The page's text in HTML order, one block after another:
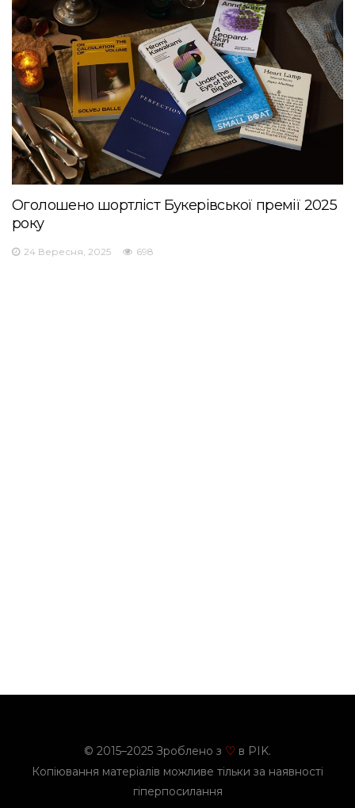
Оголошено шортліст Букерівської премії 2025
року
24 Вересня, 2025 698
© 2015–2025 Зроблено з ♡ в PIK.
Копіювання матеріалів можливе тільки за наявності
гіперпосилання